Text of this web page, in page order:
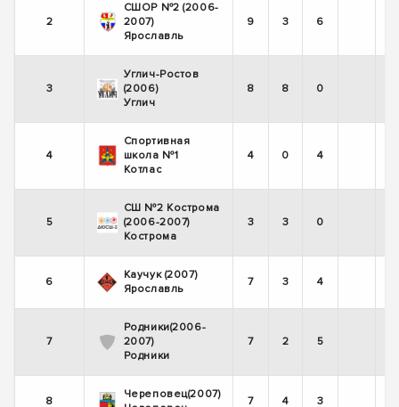
2
СШОР №2 (2006-
2007)
Ярославль
9 3 6
3
Углич-Ростов
(2006)
Углич
8 8 0
4
Спортивная
школа №1
Котлас
4 0 4
5
СШ №2 Кострома
(2006-2007)
Кострома
3 3 0
6
Каучук (2007)
Ярославль
7 3 4
7
Родники(2006-
2007)
Родники
7 2 5
8
Череповец(2007)
7 4 3